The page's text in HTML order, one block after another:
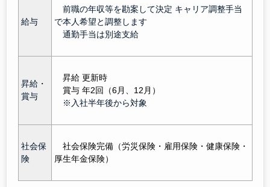
給与
前職の年収等を勘案して決定 キャリア調整手当
で本人希望と調整します
通勤手当は別途支給
昇給・
賞与
昇給 更新時
賞与 年2回（6月、12月）
※入社半年後から対象
社会保
険
社会保険完備（労災保険・雇用保険・健康保険・
厚生年金保険）